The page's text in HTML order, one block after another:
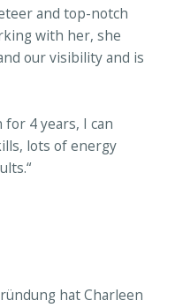
and top-notch
with her, she
our visibility and is
4 years, I can
lots of energy
hat Charleen